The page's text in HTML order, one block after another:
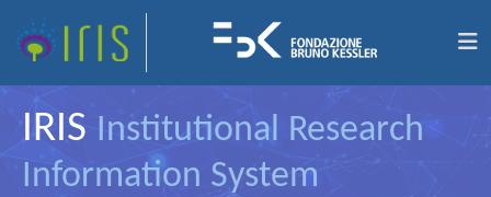
IRIS Institutional Research
Information System